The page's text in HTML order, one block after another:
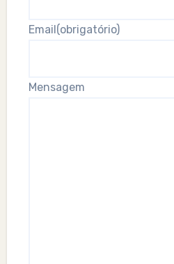
Email(obrigatório)
Mensagem